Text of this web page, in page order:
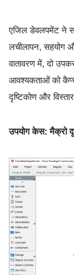
एजिल डेवलपमेंट ने
लचीलापन, सहयोग
वातावरण में, दो
आवश्यकताओं को
दृष्टिकोण और
उपयोग केस: मैक्रो